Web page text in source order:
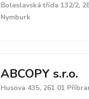
Boleslavská třída 132/2,
Nymburk
ABCOPY s.r.o.
Husova 435, 261 01